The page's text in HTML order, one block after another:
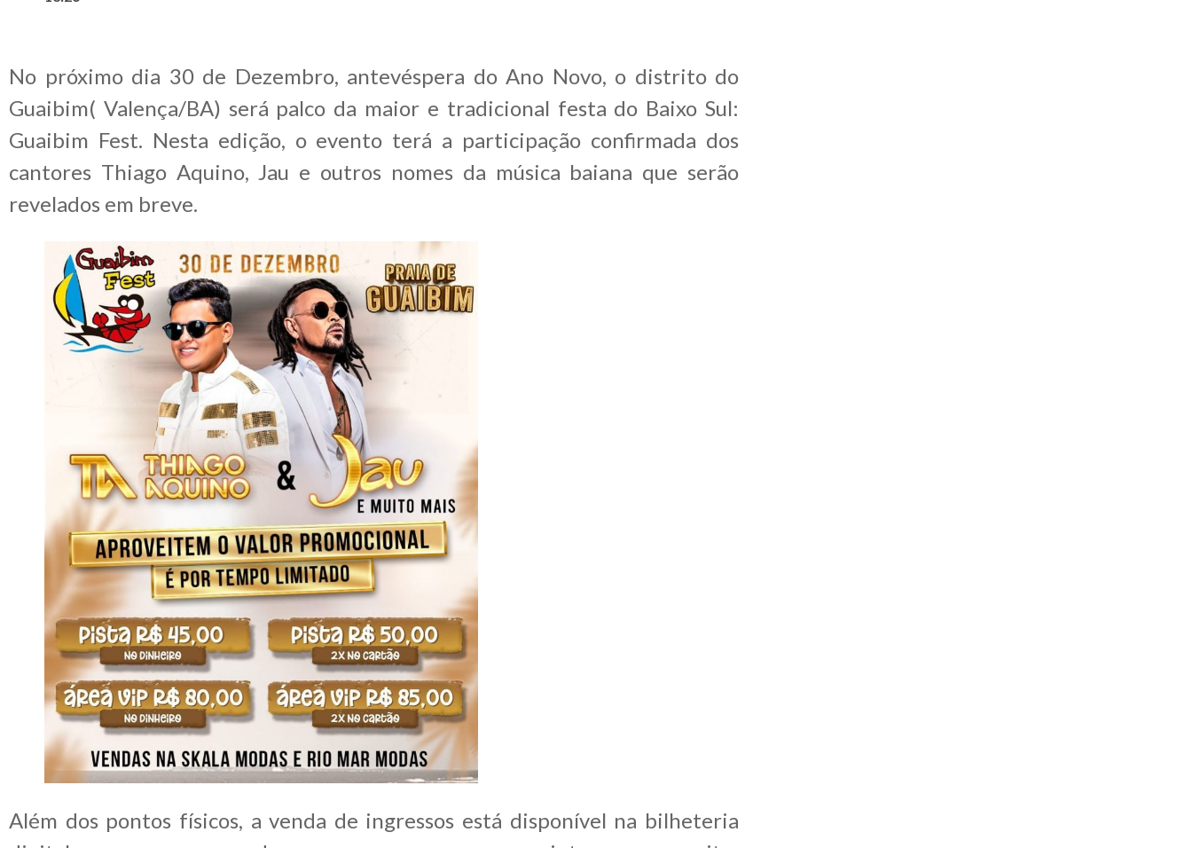
No próximo dia 30 de Dezembro, antevéspera do Ano Novo, o distrito do
Guaibim( Valença/BA) será palco da maior e tradicional festa do Baixo Sul:
Guaibim Fest. Nesta edição, o evento terá a participação confirmada dos
cantores Thiago Aquino, Jau e outros nomes da música baiana que serão
revelados em breve.
Além dos pontos físicos, a venda de ingressos está disponível na bilheteria